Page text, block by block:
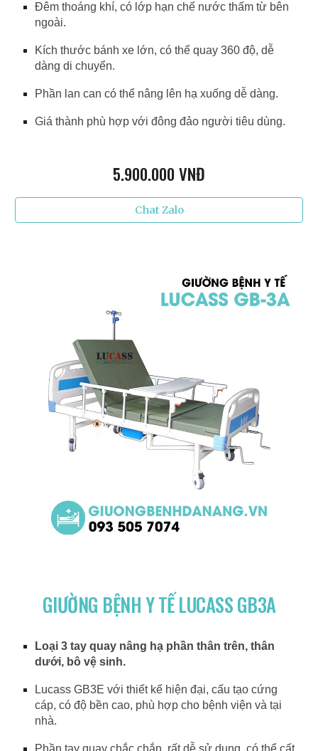
Đêm thoáng khí, có lớp hạn chế nước thấm từ bên
ngoài.
Kích thước bánh xe lớn, có thể quay 360 độ, dễ
dàng di chuyển.
Phần lan can có thể nâng lên hạ xuống dễ dàng.
Giá thành phù hợp với đông đảo người tiêu dùng.
5.900.000 VNĐ
Chat Zalo
GIƯỜNG BỆNH Y TẾ LUCASS GB3A
Loại 3 tay quay nâng hạ phần thân trên, thân
dưới, bô vệ sinh.
Lucass GB3E với thiết kế hiện đại, cấu tạo cứng
cáp, có độ bền cao, phù hợp cho bệnh viện và tại
nhà.